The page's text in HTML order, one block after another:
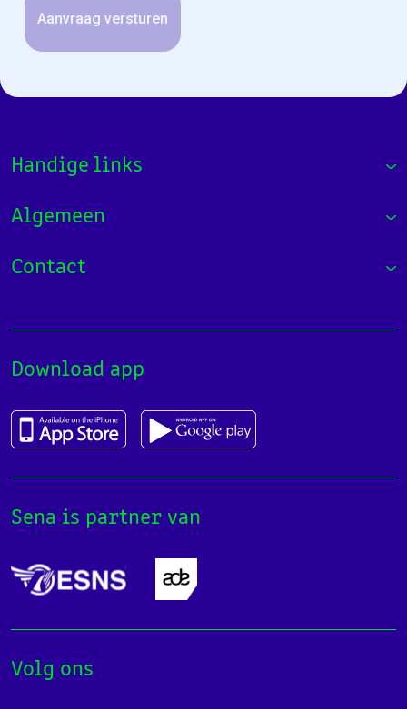
Handige links
Algemeen
Contact
Download app
Sena is partner van
Volg ons